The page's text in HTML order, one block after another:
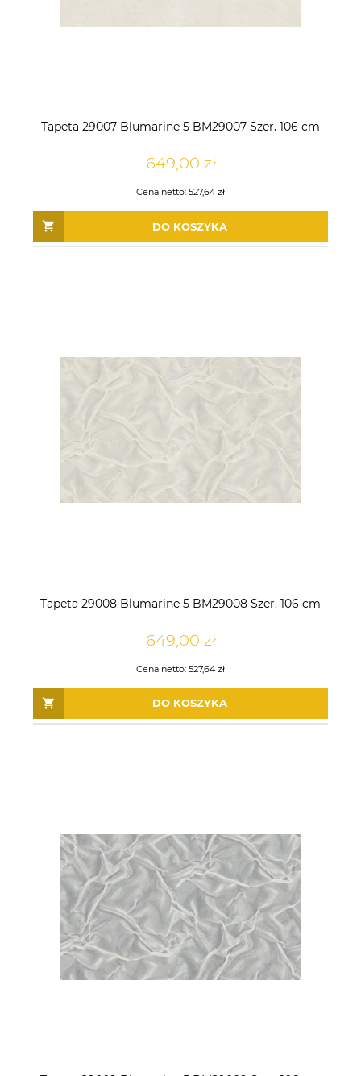
Tapeta 29007 Blumarine 5 BM29007 Szer. 106 cm
649,00 zł
Cena netto: 527,64 zł
DO KOSZYKA
Tapeta 29008 Blumarine 5 BM29008 Szer. 106 cm
649,00 zł
Cena netto: 527,64 zł
DO KOSZYKA